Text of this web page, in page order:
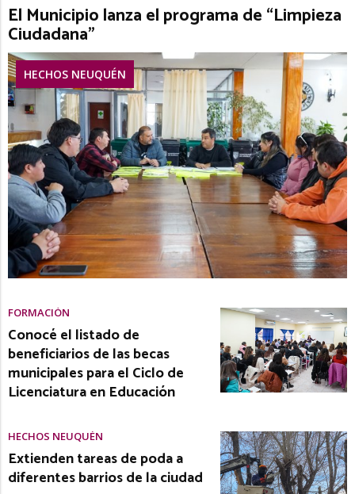
El Municipio lanza el programa de “Limpieza
Ciudadana”
HECHOS NEUQUÉN
FORMACIÓN
Conocé el listado de
beneficiarios de las becas
municipales para el Ciclo de
Licenciatura en Educación
HECHOS NEUQUÉN
Extienden tareas de poda a
diferentes barrios de la ciudad